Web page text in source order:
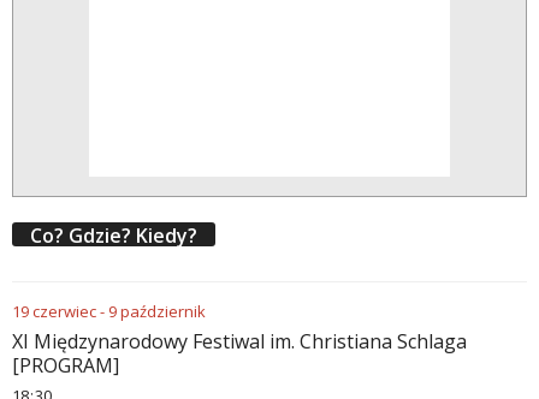
Co? Gdzie? Kiedy?
19czerwiec- 9październik
XI Międzynarodowy Festiwal im. Christiana Schlaga
[PROGRAM]